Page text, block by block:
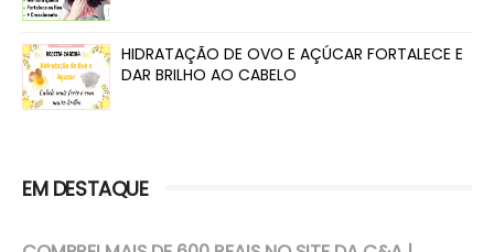
HIDRATAÇÃO DE OVO E AÇÚCAR FORTALECE E
DAR BRILHO AO CABELO
EM DESTAQUE